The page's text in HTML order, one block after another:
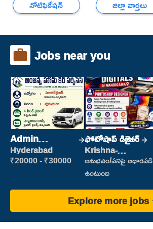
నోటిఫికేషన్ జిల్లా వార్తలు
Jobs near you
Admin
Supervisor
Hyderabad
₹20000 - ₹30000
ఫోటోషాప్ డిజైనర్
Krishna-
vijayawada
అనుభవం/పనిపై ఆధారపడి
ఉంటుంది
Explore more jobs